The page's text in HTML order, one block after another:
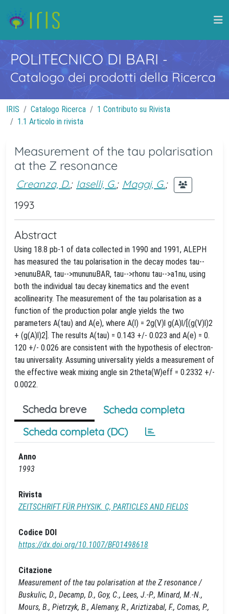
POLITECNICO DI BARI -
Catalogo dei prodotti della Ricerca
IRIS Catalogo Ricerca
1 Contributo su Rivista
1.1 Articolo in rivista
Measurement of the tau polarisation
at the Z resonance
Creanza, D.; Iaselli, G.; Maggi, G.;
1993
Abstract
Using 18.8 pb-1 of data collected in 1990 and 1991, ALEPH
has measured the tau polarisation in the decay modes tau--
>enunuBAR, tau-->mununuBAR, tau-->rhonu tau-->a1nu, using
both the individual tau decay kinematics and the event
acollinearity. The measurement of the tau polarisation as a
function of the production polar angle yields the two
parameters A(tau) and A(e), where A(l) = 2g(V)l g(A)l/[(g(V)l)2
+ (g(A)l)2]. The results A(tau) = 0.143 +/- 0.023 and A(e) = 0.
120 +/- 0.026 are consistent with the hypothesis of electron-
tau universality. Assuming universality yields a measurement of
the effective weak mixing angle sin 2theta(W)eff = 0.2332 +/-
0.0022.
Scheda breve
Scheda completa
Scheda completa (DC)
Anno
1993
Rivista
ZEITSCHRIFT FÜR PHYSIK. C, PARTICLES AND FIELDS
Codice DOI
https://dx.doi.org/10.1007/BF01498618
Citazione
Measurement of the tau polarisation at the Z resonance /
Buskulic, D., Decamp, D., Goy, C., Lees, J.-P., Minard, M.-N.,
Mours, B., Pietrzyk, B., Alemany, R., Ariztizabal, F., Comas, P.,